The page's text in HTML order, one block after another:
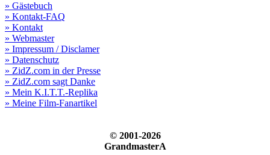
» Gästebuch
» Kontakt-FAQ
» Kontakt
» Webmaster
» Impressum / Disclamer
» Datenschutz
» ZidZ.com in der Presse
» ZidZ.com sagt Danke
» Mein K.I.T.T.-Replika
» Meine Film-Fanartikel
© 2001-2026
GrandmasterA